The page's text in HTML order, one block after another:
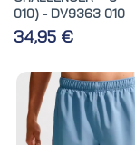
010) - DV9363 010
34,95 €